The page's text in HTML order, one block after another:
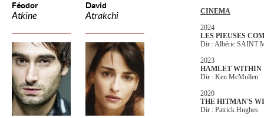
Féodor
Atkine
David
Atrakchi
CINEMA
2024
LES PIEUSES
Dir : Albéric SAINT
2023
HAMLET WITHIN
Dir : Ken McMullen
2020
THE HITMAN'S
Dir : Patrick Hughes